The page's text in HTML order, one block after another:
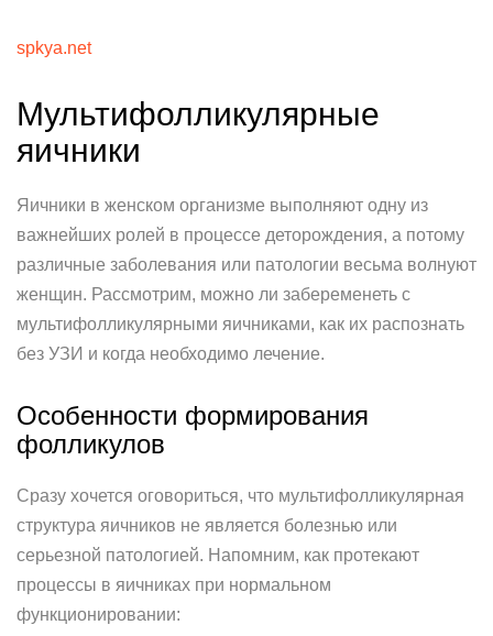
spkya.net
Мультифолликулярные
яичники
Яичники в женском организме выполняют одну из
важнейших ролей в процессе деторождения, а потому
различные заболевания или патологии весьма волнуют
женщин. Рассмотрим, можно ли забеременеть с
мультифолликулярными яичниками, как их распознать
без УЗИ и когда необходимо лечение.
Особенности формирования
фолликулов
Сразу хочется оговориться, что мультифолликулярная
структура яичников не является болезнью или
серьезной патологией. Напомним, как протекают
процессы в яичниках при нормальном
функционировании: